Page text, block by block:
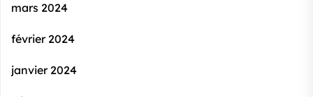
mars 2024
février 2024
janvier 2024